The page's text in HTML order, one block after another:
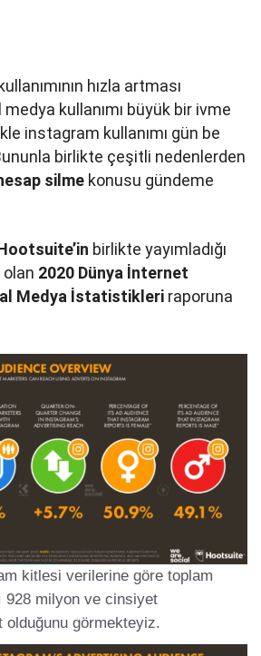
hızla artması
kullanımı büyük bir ivme
instagram kullanımı gün be
birlikte çeşitli nedenlerden
silme konusu gündeme
birlikte yayımladığı
olan 2020 Dünya İnternet
Medya İstatistikleri raporuna
kitlesi verilerine göre toplam
928 milyon ve cinsiyet
olduğunu görmekteyiz.